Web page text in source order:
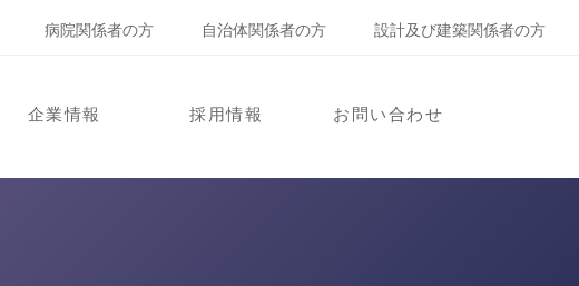
病院関係者の方 自治体関係者の方 設計及び建築関係者の方
企業情報 採用情報 お問い合わせ